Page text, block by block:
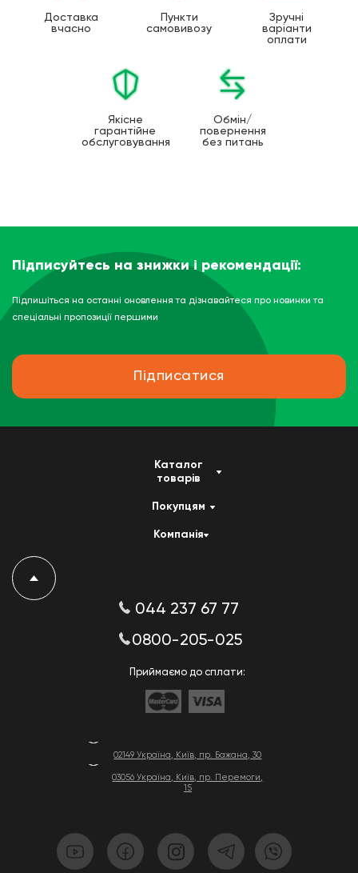
Доставка
вчасно
Пункти
самовивозу
Зручні
варіанти
оплати
Якісне
гарантійне
обслуговування
Обмін/
повернення
без питань
Підписуйтесь на знижки і рекомендації:
Підпишіться на останні оновлення та дізнавайтеся про новинки та
спеціальні пропозиції першими
Підписатися
02149 Україна, Київ, пр. Бажана, 30
03056 Україна, Київ, пр. Перемоги,
15
Каталог
товарів
Покупцям
Компанія
044 237 67 77
0800-205-025
Приймаємо до сплати: